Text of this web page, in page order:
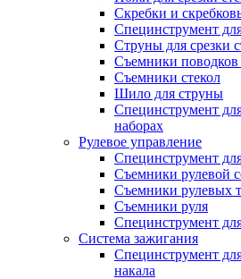
Скребки и
Специнструмент
Струны для срезки
Съемники поводков
Съемники стекол
Шило для струны
Специнструмент
наборах
Рулевое управление
Специнструмент
Съемники рулевой
Съемники рулевых
Съемники руля
Специнструмент
Система зажигания
Специнструмент
накала